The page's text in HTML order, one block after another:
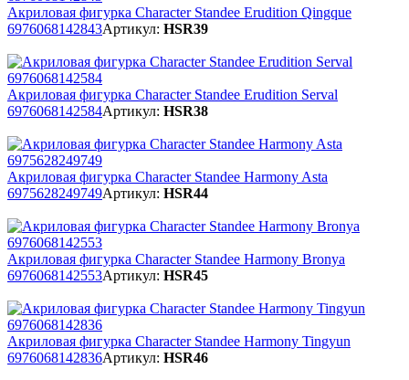
Акриловая фигурка Character Standee Erudition Qingque
6976068142843Артикул: HSR39
Акриловая фигурка Character Standee Erudition Serval
6976068142584Артикул: HSR38
Акриловая фигурка Character Standee Harmony Asta
6975628249749Артикул: HSR44
Акриловая фигурка Character Standee Harmony Bronya
6976068142553Артикул: HSR45
Акриловая фигурка Character Standee Harmony Tingyun
6976068142836Артикул: HSR46